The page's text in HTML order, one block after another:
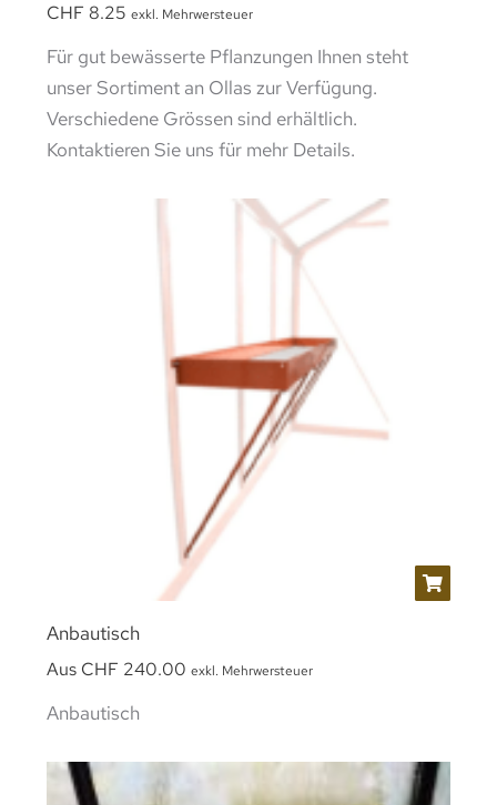
CHF 8.25 exkl. Mehrwersteuer
Für gut bewässerte Pflanzungen Ihnen steht
unser Sortiment an Ollas zur Verfügung.
Verschiedene Grössen sind erhältlich.
Kontaktieren Sie uns für mehr Details.
Anbautisch
Aus CHF 240.00 exkl. Mehrwersteuer
Anbautisch